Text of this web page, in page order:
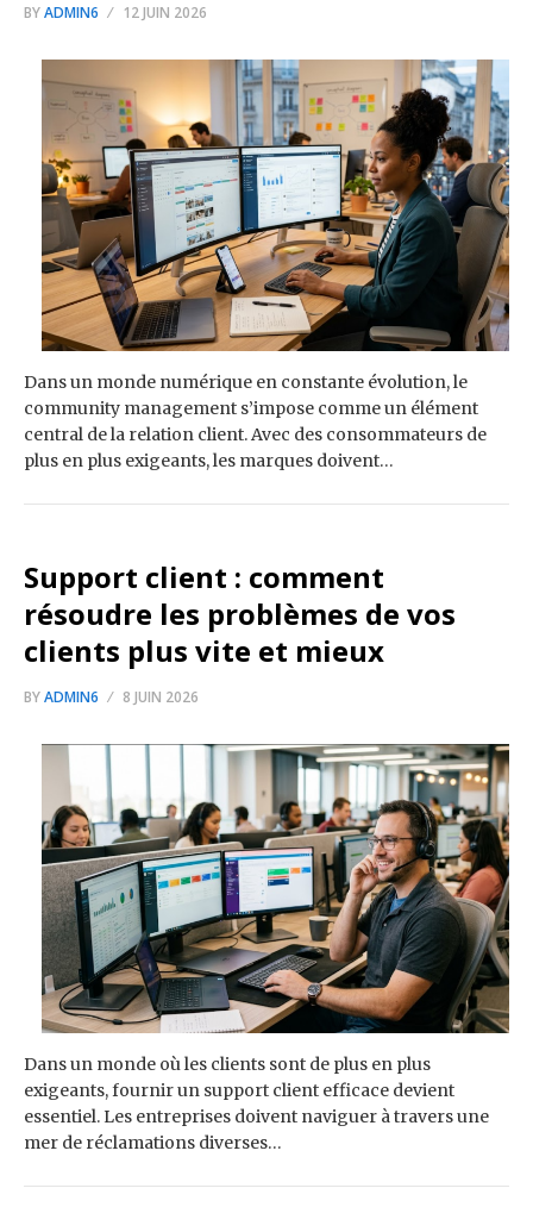
BYADMIN6 12 JUIN 2026
Dans un monde numérique en constante évolution, le
community management s’impose comme un élément
central de la relation client. Avec des consommateurs de
plus en plus exigeants, les marques doivent…
Support client : comment
résoudre les problèmes de vos
clients plus vite et mieux
BYADMIN6 8 JUIN 2026
Dans un monde où les clients sont de plus en plus
exigeants, fournir un support client efficace devient
essentiel. Les entreprises doivent naviguer à travers une
mer de réclamations diverses…